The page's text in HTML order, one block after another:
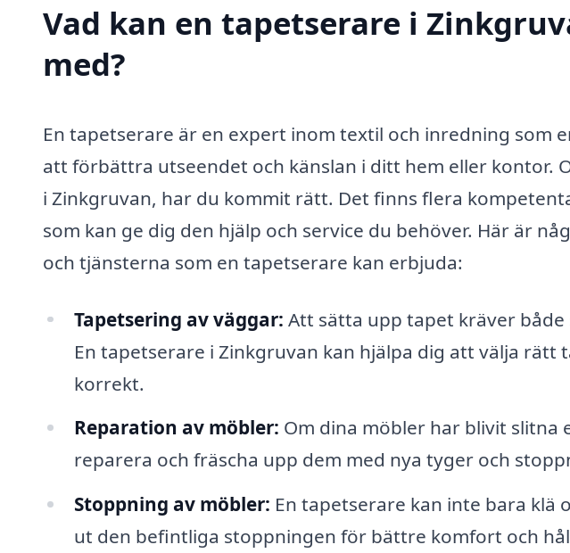
Vad kan en tapetserare i
med?
En tapetserare är en expert inom textil och inredning som
att förbättra utseendet och känslan i ditt hem eller kontor.
i Zinkgruvan, har du kommit rätt. Det finns flera
som kan ge dig den hjälp och service du behöver. Här är
och tjänsterna som en tapetserare kan erbjuda:
Tapetsering av väggar: Att sätta upp tapet kräver
En tapetserare i Zinkgruvan kan hjälpa dig att välja rätt
korrekt.
Reparation av möbler: Om dina möbler har blivit slitna
reparera och fräscha upp dem med nya tyger och
Stoppning av möbler: En tapetserare kan inte bara klä
ut den befintliga stoppningen för bättre komfort och